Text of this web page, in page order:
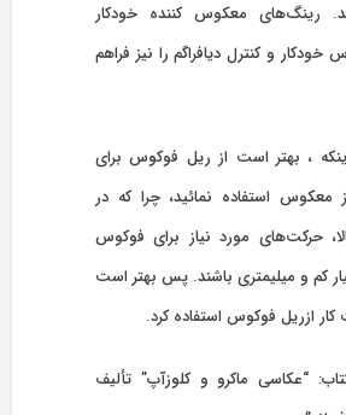
رینگ‌های معکوس کننده خودکار
خودکار و کنترل دیافراگم را نیز فراهم
، بهتر است از ریل فوکوس برای
معکوس استفاده نمائید، چرا که در
حرکت‌های مورد نیاز برای فوکوس
کم و میلیمتری باشند. پس بهتر است
ازریل فوکوس استفاده کرد.
“عکاسی ماکرو و کلوزآپ” تألیف